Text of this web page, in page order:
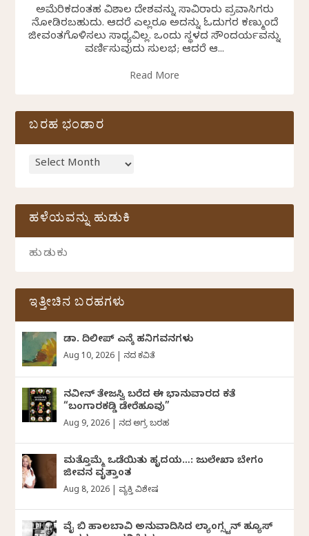
ಅಮೆರಿಕದಂತಹ ವಿಶಾಲ ದೇಶವನ್ನು ಸಾವಿರಾರು ಪ್ರವಾಸಿಗರು
ನೋಡಿರಬಹುದು. ಆದರೆ ಎಲ್ಲರೂ ಅದನ್ನು ಓದುಗರ ಕಣ್ಮುಂದೆ
ಜೀವಂತಗೊಳಿಸಲು ಸಾಧ್ಯವಿಲ್ಲ. ಒಂದು ಸ್ಥಳದ ಸೌಂದರ್ಯವನ್ನು
ವರ್ಣಿಸುವುದು ಸುಲಭ; ಆದರೆ ಆ...
Read More
ಬರಹ ಭಂಡಾರ
ಹಳೆಯವನ್ನು ಹುಡುಕಿ
ಇತ್ತೀಚಿನ ಬರಹಗಳು
ಡಾ. ದಿಲೀಪ್ ಎನ್ಕೆ ಹನಿಗವನಗಳು
Aug 10, 2026 ದಿನದ ಕವಿತೆ
ನವೀನ್‌ ತೇಜಸ್ವಿ ಬರೆದ ಈ ಭಾನುವಾರದ ಕತೆ
“ಬಂಗಾರಕಡ್ಡಿ ಡೇರೆಹೂವು”
Aug 9, 2026 ದಿನದ ಅಗ್ರ ಬರಹ
ಮತ್ತೊಮ್ಮೆ ಒಡೆಯಿತು ಹೃದಯ…: ಜುಲೇಖಾ ಬೇಗಂ
ಜೀವನ ವೃತ್ತಾಂತ
Aug 8, 2026 ವ್ಯಕ್ತಿ ವಿಶೇಷ
ವೈ ಬಿ ಹಾಲಬಾವಿ ಅನುವಾದಿಸಿದ ಲ್ಯಾಂಗ್ಸ್ಟನ್ ಹ್ಯೂಸ್